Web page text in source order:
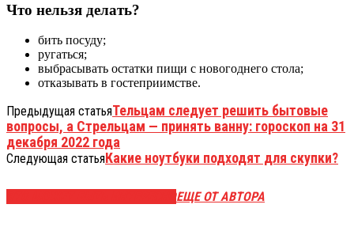
Что нельзя делать?
бить посуду;
ругаться;
выбрасывать остатки пищи с новогоднего стола;
отказывать в гостеприимстве.
Предыдущая статьяТельцам следует решить бытовые
вопросы, а Стрельцам — принять ванну: гороскоп на 31
декабря 2022 года
Следующая статьяКакие ноутбуки подходят для скупки?
ЕЩЕ ОТ АВТОРА